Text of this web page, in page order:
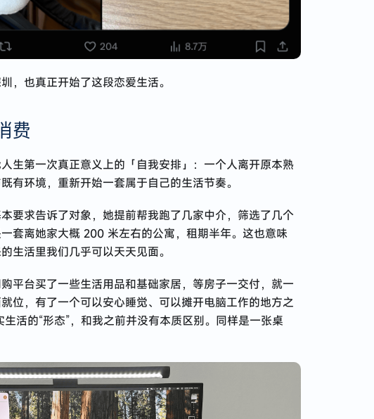
，也真正开始了这段恋爱生活。
费
生第一次真正意义上的「自我安排」：一个人离开原本熟
有环境，重新开始一套属于自己的生活节奏。
要求告诉了对象，她提前帮我跑了几家中介，筛选了几个
套离她家大概 200 米左右的公寓，租期半年。这也意味
生活里我们几乎可以天天见面。
平台买了一些生活用品和基础家居，等房子一交付，就一
位，有了一个可以安心睡觉、可以摊开电脑工作的地方之
活的“形态”，和我之前并没有本质区别。同样是一张桌